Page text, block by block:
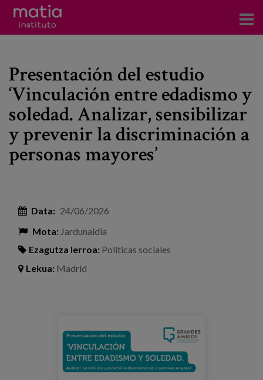
Ikerkuntza
Argitalpenak
Foroetan parte hartzea
Kontsultoretza
Bloga
Prentsa
Presentación del estudio
‘Vinculación entre edadismo y
soledad. Analizar, sensibilizar
y prevenir la discriminación a
personas mayores’
Data: 24/06/2026
Mota: Jardunaldia
Ezagutza lerroa: Políticas sociales
Lekua: Madrid
evento-soledad-edadismo.png